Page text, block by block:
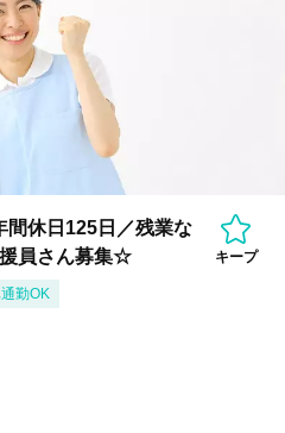
間休日125日／残業な
員さん募集☆
キープ
勤OK